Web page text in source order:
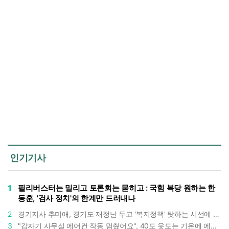
인기기사
1
필리버스터는 밀리고 토론회는 묻히고 : 국힘 복당 원하는 한
동훈, '검사 정치'의 한계만 드러내나
2
경기지사 추미애, 경기도 재정난 두고 '복지정책' 탓하는 시선에 정면 반박 : "고령자와 아이 인구 급증"
3
"갑자기 사무실 에어컨 작동 멈췄어요", 40도 웃도는 기온에 에어컨도 숨이 찬다